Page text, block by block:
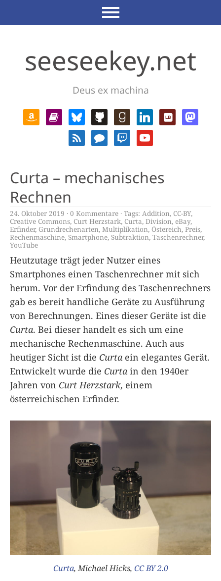
seeseekey.net
Deus ex machina
Curta – mechanisches
Rechnen
24. Oktober 2019 0 Kommentare Tags: Addition, CC-BY,
Creative Commons, Curt Herzstark, Curta, Division, eBay,
Erfinder, Grundrechenarten, Multiplikation, Östereich, Preis,
Rechenmaschine, Smartphone, Subtraktion, Taschenrechner,
YouTube
Heutzutage trägt jeder Nutzer eines
Smartphones einen Taschenrechner mit sich
herum. Vor der Erfindung des Taschenrechners
gab es bereit handliche Geräte zu Ausführung
von Berechnungen. Eines dieser Geräte ist die
Curta. Bei dieser handelt es sich um eine
mechanische Rechenmaschine. Auch aus
heutiger Sicht ist die Curta ein elegantes Gerät.
Entwickelt wurde die Curta in den 1940er
Jahren von Curt Herzstark, einem
österreichischen Erfinder.
Curta, Michael Hicks, CC BY 2.0